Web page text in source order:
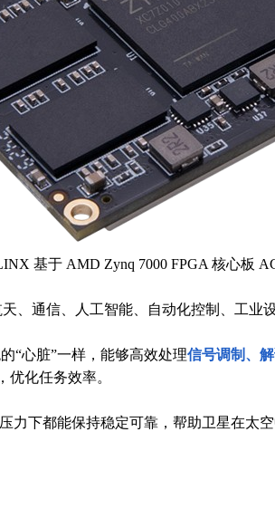
基于 AMD Zynq 7000 FPGA 核心板
、通信、人工智能、自动化控制、工业
“心脏”一样，能够高效处理信号调制、
化任务效率。
力下都能保持稳定可靠，帮助卫星在太